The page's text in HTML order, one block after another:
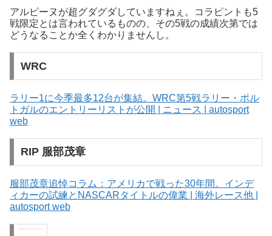
アルピーヌが超グダグダしていますねぇ。コラピントも5
戦限定とは言われているものの、その5戦の成績次第では
どうなることか全くわかりませんし。
WRC
ラリー1に今季最多12台が集結。WRC第5戦ラリー・ポル
トガルのエントリーリストが公開 | ニュース | autosport
web
RIP 服部茂章
服部茂章追悼コラム：アメリカで戦った30年間。インデ
ィカーの試練とNASCARタイトルの偉業 | 海外レース他 |
autosport web